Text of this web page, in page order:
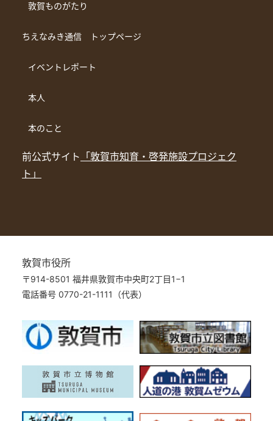
敦賀ものがたり
ちえなみき通信 トップページ
イベントレポート
本人
本のこと
前公式サイト 「敦賀市知育・啓発施設プロジェク
ト」
敦賀市役所
〒914-8501 福井県敦賀市中央町2丁目1−1
電話番号 0770-21-1111（代表）